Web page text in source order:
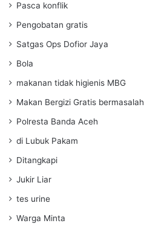
Pasca konflik
Pengobatan gratis
Satgas Ops Dofior Jaya
Bola
makanan tidak higienis MBG
Makan Bergizi Gratis bermasalah
Polresta Banda Aceh
di Lubuk Pakam
Ditangkapi
Jukir Liar
tes urine
Warga Minta